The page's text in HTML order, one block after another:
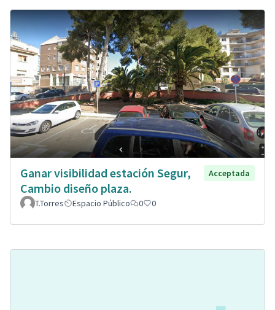
Ganar visibilidad estación Segur,
Cambio diseño plaza.
Acceptada
T.Torres Espacio Público 0 0